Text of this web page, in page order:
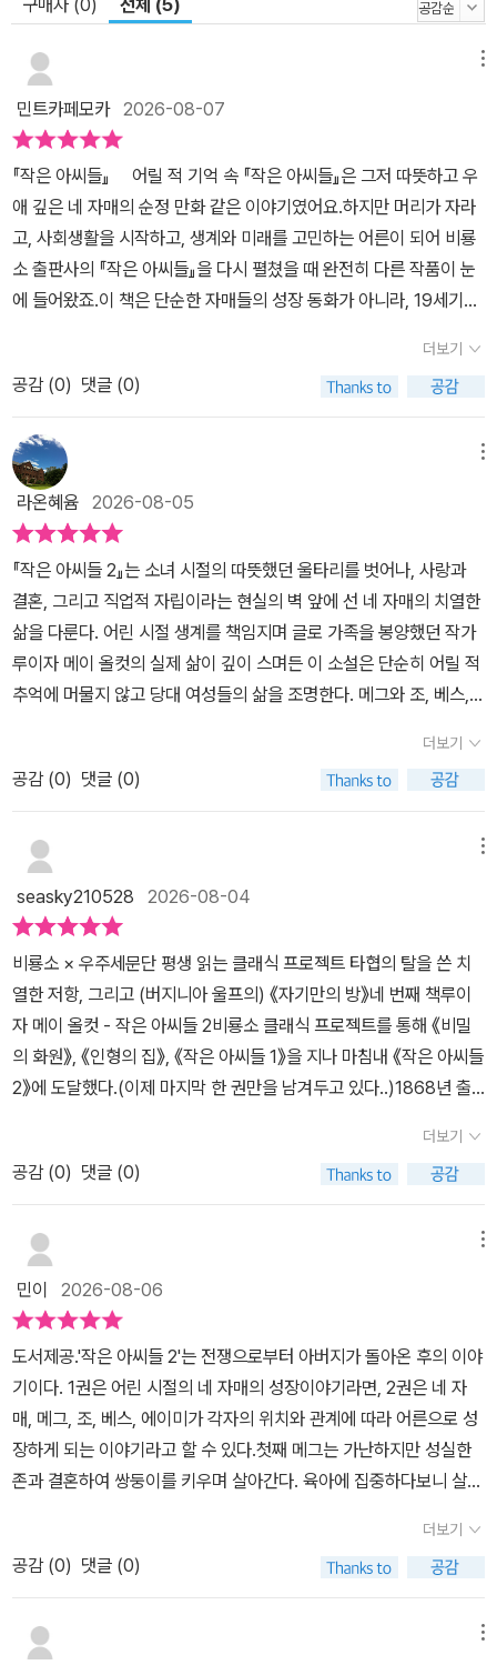
두어 경제적인 독립을 쟁취했음은 물론 가족의 형편까지 돌보았다.
『작은 아씨들』이 자전적인 작품인 만큼, 여성 주체로서 스스로를 돌
보아야 한다는 작가의 생각은 작품 곳곳에 묻어나 있는데, 이는 당시
의 문화와 관습을 속에서 무척 앞서나가는 시선이었고 당연히 많은
독자들과 여성 작가들에게 깊은 인상을 남겼다. 여자라는 이유로 작
은 상자에만 널 가두지 말고 세상이 어떻게 돌아가는지 이해하고 공
부해서 세상 속에서도 한 역할을 담당해야 해. 그게 다 너와 네 자식들
에게 영향을 끼칠 거야. -본문에서 『작은 아씨들』 1부가 발표된 후 독
자들은 자매들을 결혼시켜 달라고 요구했고, 작가는 응당 결혼을 해
야 한다는 생각이 불편하였지만 독자들의 의견을 일부 반영해 2부를
어린 생각이 담긴 행간을 찾아보는 것은 『작은 아씨들』이 지닌 가치
를 깊이 즐기는 한 가지 방법이 될 것이다. 자매들의 우정과 사랑, 결
혼에 대한 통념을 깨는 시선, 자신들의 과오를 스스로 깨닫도록 지켜
보며 현명하게 조언하는 어머니의 모습은 시대를 뛰어넘어 오늘날 우
리에게도 신선한 울림을 안긴다.
민트카페모카2026-08-07
『작은 아씨들』 어릴 적 기억 속 『작은 아씨들』은 그저 따뜻하고 우
애 깊은 네 자매의 순정 만화 같은 이야기였어요.하지만 머리가 자라
고, 사회생활을 시작하고, 생계와 미래를 고민하는 어른이 되어 비룡
소 출판사의 『작은 아씨들』을 다시 펼쳤을 때 완전히 다른 작품이 눈
에 들어왔죠.이 책은 단순한 자매들의 성장 동화가 아니라, 19세기라
가장 많이 머문 곳은 단연 둘째 ‘조(Jo)’였어요.사회가 정해놓은 ‘조
숙하고 조신한 여성’이라는 틀에 자신을 구겨 넣기보다, 내 의지대로
살고 싶어 안달하는 그 불완전함... 머리로는 현실을 알면서도 마음은
늘 이상을 품고 꿈틀대는 모습이 꼭 제 모습 같았거든요. 하지만 한
편으로는 첫째 메그처럼 타인의 시선이나 현실적인 책임을 모른 척하
지 못해 주춤거리는 순간들도 겹쳐 보였어요.조의 열정을 품고 싶지
만 현실의 벽 앞에서 메그처럼 망설이는 것, 어쩌면 우리 모두의 초상
아닐까요? 조는 남북전쟁 당시 여성에게 요구되던 ‘치마 폭 안의
삶’을 거부해요.탐나는 긴 머리를 선뜻 잘라 가족의 약값을 마련하고,
손가락에 번진 묵은 먹태를 훈장처럼 여기며 글로 돈을 벌어 독립하
려 애쓰죠. 우리가 조를 사랑하는 건 그가 완벽해서가 아니에요.화
도 잘 내고, 거칠고, 외로움에 흔들리면서도 끝내 ‘내 삶의 주인은
나’라는 사실을 놓지 않으려 발버둥 치기 때문이죠.스스로의 힘으로
이자 유일한 경제적 울타리였어요.직업을 갖기 힘들었던 시절, 결혼
은 개인의 행복이라기보다 사회가 부여한 새로운 역할이자 생계의 수
단에 가까웠죠.아시다시피 오늘날은 많이 달라졌어요.스스로 생계를
책임질 수 있는 길이 열렸으니까요. 그럼에도 결혼은 여전히 ‘개인
의 행복’과 ‘가정과 사회가 기대하는 역할’ 사이에서 팽팽한 줄다리기
를 하게 만들죠.하지만 확실한 차이가 있어요.이제는 ‘결혼을 하지 않
고 나 스스로를 책임지는 삶’ 역시 당당하고 가치 있는 하나의 선택지
로 존중받기 시작했다는 점이에요. 원작자 루이자 메이 올콧 역시
평생 독신으로 살며 스스로를 구원했던 올콧에게 『작은 아씨들』은 자
신의 생존기이자 시대에 던지는 서슬 푸른 질문이었을 것 같아요.
출판사의 강력한 요구 때문에 조를 독신으로 남겨두지 못하고 결혼시
켰다는 점을 아쉬워하는 시선도 많다고 하네요.하지만 저는 지금의
결말도 충분히 진보적이라 생각해요.백마 탄 왕자님(로리)과의 로맨
틱한 판타지를 거절하고, 서로를 인격적으로 존중하며 함께 일터(학
교)를 일궈나가는 현실적 동반자(베어 교수)를 선택했으니까요. 꿈
과 현실 사이에서 고민하고, 경제적 자립을 위해 애쓰며, 나다운 삶이
무엇인지 묻는 질문! 『작은 아씨들』이 오랜 시간을 뛰어넘어 수많
은 영화와 책으로 재탄생하는 건 단순히 자매들의 우애가 따뜻해서가
아니에요.150년 전 자매들이 고민했던 이 질문이 지금을 살아가는 우
리에게도 토씨 하나 틀리지 않고 똑같이 유효하기 때문이죠. 루이
응원가로 울려 퍼지고 있어요.성인이 되어 다시 읽어 본 『작은 아씨
@woojoos_story 진행 비룡소 @birbirs 도서지원으로 우주세문
더보기
공감 (0) 댓글 (0)
라온혜윰 2026-08-05
『작은 아씨들 2』는 소녀 시절의 따뜻했던 울타리를 벗어나, 사랑과
결혼, 그리고 직업적 자립이라는 현실의 벽 앞에 선 네 자매의 치열한
삶을 다룬다. 어린 시절 생계를 책임지며 글로 가족을 봉양했던 작가
루이자 메이 올컷의 실제 삶이 깊이 스며든 이 소설은 단순히 어릴 적
추억에 머물지 않고 당대 여성들의 삶을 조명한다. 메그와 조, 베스,
존하지 않은 채 각자의 꿈과 의지대로 삶을 당당히 개척해 나간다.자
매들의 선택 중에서도 특히 시대와 맞싸우며 주체적인 삶을 모색하는
'조'의 여정은 150년이 지난 오늘날에도 깊은 울림을 준다. 순종적인
삶을 거부하고 스스로 경제적 독립을 이루려는 조의 모습은 삶의 방
향과 현실적인 고민 사이에서 흔들리는 우리 자신의 모습과 닮아있
다. 기쁨과 사랑뿐 아니라 상실과 이별이라는 슬픔을 통해 각자의 방
식으로 인생을 가꿔나가는 자매들의 선택은 우리에게 삶을 개척해 나
갈 힘과 위로를 건네준다.어릴 적 따뜻한 성장 드라마로만 기억했던
이 작품을 어른이 되어 다시 읽으니, 작가가 자신의 시대를 어떻게 마
주하고 투쟁했는지가 더욱 또렷이 다가왔다. 사회적 제약 속에서도
자신만의 삶과 가치관을 지켜낸 자매들의 이야기는 시대를 초월해 도
전을 꿈꾸게 하는 힘을 지니고 있다. 각기 다른 길을 걸어가는 네 자매
의 인생을 함께 지켜보며 '나는 과연 어떤 삶을 스스로 만들어가고 있
는가'라는 깊은 질문을 던지게 되는 뜻깊은 시간이었다.@woojoos_
읽는클래식프로젝트#라온혜윰_서평 #북큐레이터_라온혜윰
더보기
공감 (0) 댓글 (0)
seasky210528 2026-08-04
비룡소 × 우주세문단 평생 읽는 클래식 프로젝트 타협의 탈을 쓴 치
열한 저항, 그리고 (버지니아 울프의) 《자기만의 방》네 번째 책루이
자 메이 올컷 - 작은 아씨들 2비룡소 클래식 프로젝트를 통해 《비밀
의 화원》, 《인형의 집》, 《작은 아씨들 1》을 지나 마침내 《작은 아씨들
2》에 도달했다.(이제 마지막 한 권만을 남겨두고 있다..)1868년 출
후속편 이 책의 (원제) 《Good Wives》는 단순히 네 자매의 사랑과
결혼을 그린 속편만은 아닌 듯하다.오히려 19세기라는 견고한 시대
적 질서 속에서 한 여성 작가가 자신의 목소리를 지키기 위해 얼마나
치열하게 고민했는지를 보여주는 작품에 더 가깝게 느껴졌다.(한국에
는 각각 《Little Women》이 《작은 아씨들 1》, 《Good Wives》가
《작은 아씨들 2》라는 제목으로 출간되었다.)당시 출판업자와 많은
독자들은 주인공 조가 로리와 결혼해 전형적인 해피엔딩을 맞기를 기
대했다고 한다. 하지만 철학자이자 초월주의자였던 아버지 브론슨 올
콧 밑에서 지적 자율성을 배우고, 동시에 가난한 집안의 생계를 책임
지기 위해 글을 쓰며 살아야 했던 루이자 메이 올콧은 그 기대를 그대
로 받아들이지 않았다고 한다. (이런 태도.. 너무 좋아. ㅎㅎ)그녀는
독자들의 요구를 완전히 거부하지도, 그렇다고 순순히 따르지도 않았
다. 조를 로리와 맺어 주는 대신 서로를 지적으로 존중하는 바에르 교
수와 만나게 했고, 마지막에는 플럼필드라는 교육 공동체를 만들어
안에는 여성이 자신의 삶과 노동, 그리고 교육의 주체가 될 수 있다는
더보기
공감 (0) 댓글 (0)
민이 2026-08-06
도서제공.'작은 아씨들 2'는 전쟁으로부터 아버지가 돌아온 후의 이야
기이다. 1권은 어린 시절의 네 자매의 성장이야기라면, 2권은 네 자
매, 메그, 조, 베스, 에이미가 각자의 위치와 관계에 따라 어른으로 성
장하게 되는 이야기라고 할 수 있다.첫째 메그는 가난하지만 성실한
존과 결혼하여 쌍둥이를 키우며 살아간다. 육아에 집중하다보니 살림
서로를 이해하고 실용적으로 가정을 꾸려나간다. 육아와 가사에 너무
집중한 나머지 나 스스로를 돌보는 법을 까먹은 메그의 모습은 한창
육아중인 나의 모습과 겹쳐보였다. 아빠의 역할을 할 수 있는 시간 조
차 주지않고 혼자 애쓰며 아이에게 사랑을 쏟던 시기, 그리고 나는 꾸
더보기
공감 (0) 댓글 (0)